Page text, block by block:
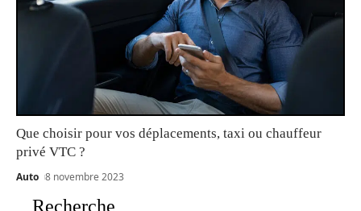
Que choisir pour vos déplacements, taxi ou chauffeur
privé VTC ?
Auto 8 novembre 2023
Recherche